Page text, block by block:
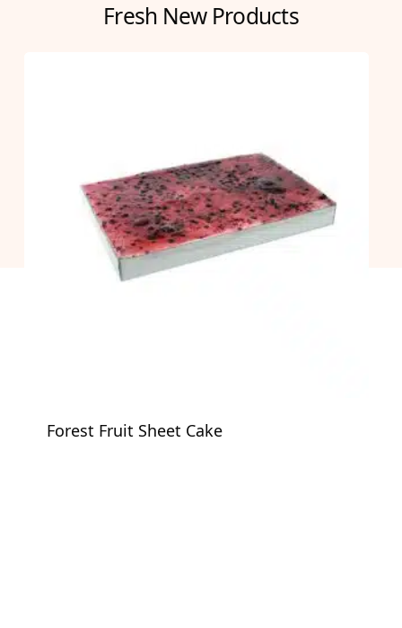
Fresh New Products
Forest Fruit Sheet Cake